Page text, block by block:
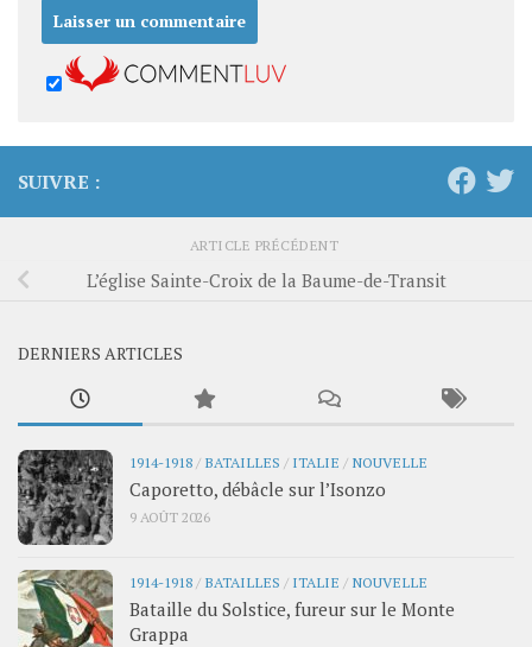
SUIVRE :
ARTICLE PRÉCÉDENT
L’église Sainte-Croix de la Baume-de-Transit
DERNIERS ARTICLES
1914-1918 / BATAILLES / ITALIE / NOUVELLE
Caporetto, débâcle sur l’Isonzo
9 AOÛT 2026
1914-1918 / BATAILLES / ITALIE / NOUVELLE
Bataille du Solstice, fureur sur le Monte
Grappa